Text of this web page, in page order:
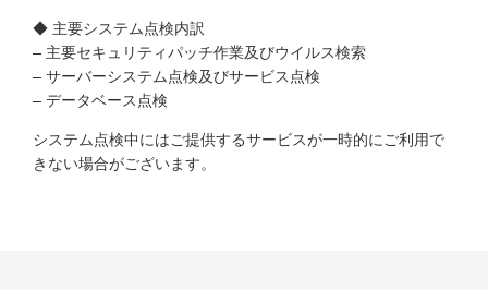
◆ 主要システム点検内訳
– 主要セキュリティパッチ作業及びウイルス検索
– サーバーシステム点検及びサービス点検
– データベース点検
システム点検中にはご提供するサービスが一時的にご利用で
きない場合がございます。